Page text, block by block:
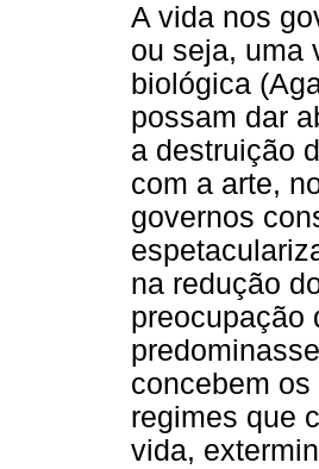
A vida nos
ou seja, uma
biológica
possam dar
a destruição
com a arte,
governos
na redução
preocupação
concebem
regimes que
vida,